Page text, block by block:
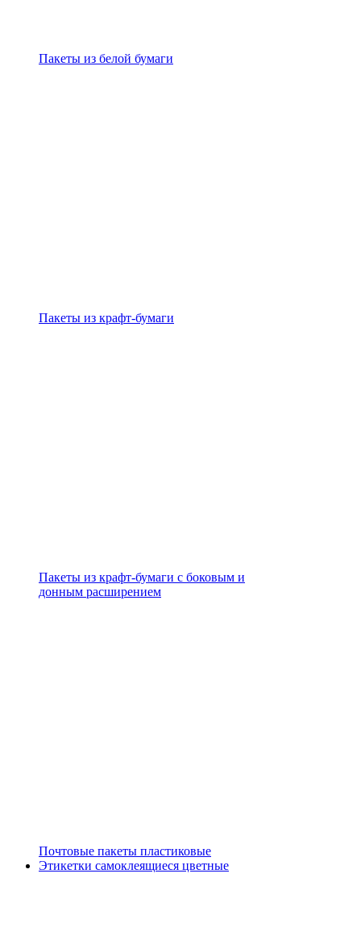
Пакеты из белой бумаги
Пакеты из крафт-бумаги
Пакеты из крафт-бумаги с боковым и
донным расширением
Почтовые пакеты пластиковые
Этикетки самоклеящиеся цветные